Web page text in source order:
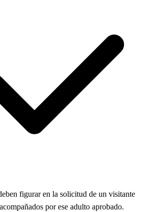
figurar en la solicitud de un visitante
por ese adulto aprobado.